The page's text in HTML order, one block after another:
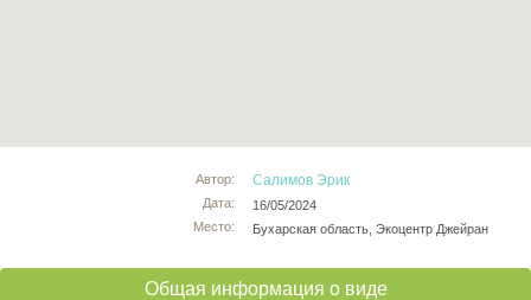
Автор:
Дата:
Место:
Салимов Эрик
16/05/2024
Бухарская область, Экоцентр Джейран
Общая информация о виде